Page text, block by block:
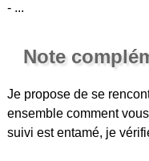
- ...
Note
Je propose de se
ensemble comment
suivi est entamé, je